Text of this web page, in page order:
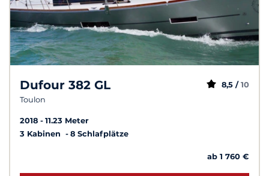
Dufour 382 GL
Toulon
8,5 / 10
2018
11.23 Meter
3 Kabinen
8 Schlafplätze
ab 1 760 €